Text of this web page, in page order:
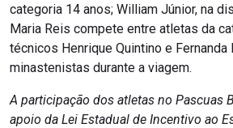
categoria 14 anos; William Júnior, na
Maria Reis compete entre atletas da
técnicos Henrique Quintino e Fernanda
minastenistas durante a viagem.
A participação dos atletas no Pascuas
apoio da Lei Estadual de Incentivo ao